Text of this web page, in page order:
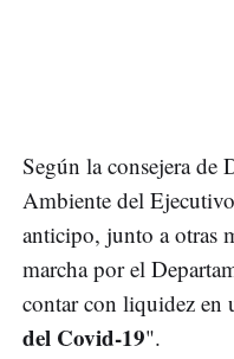
Según la consejera
Ambiente del
anticipo, junto a otras
marcha por el
contar con liquidez en
del Covid-19".